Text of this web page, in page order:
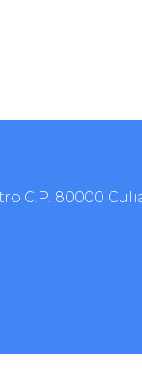
C.P. 80000